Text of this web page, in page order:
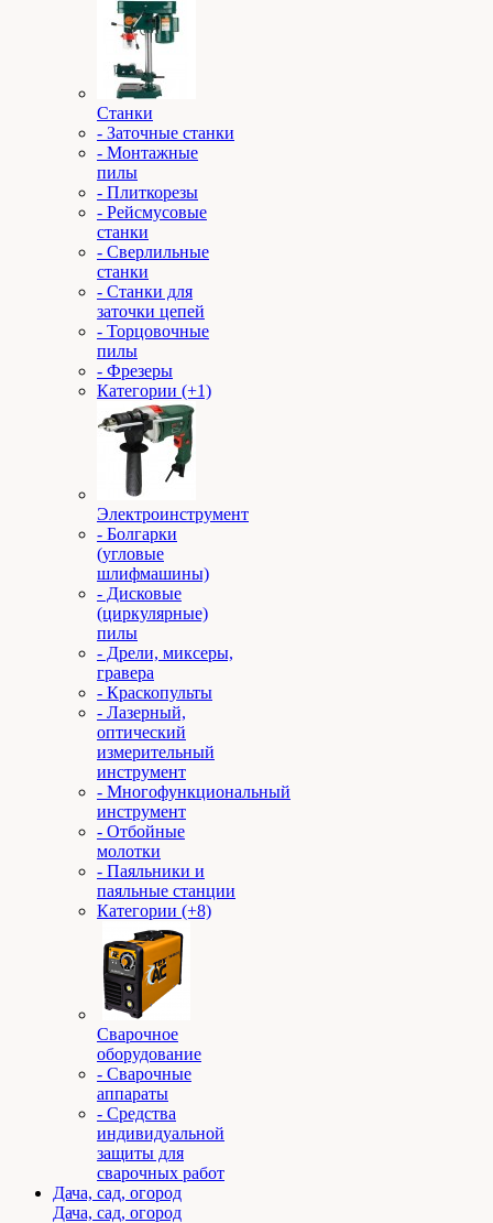
Станки
- Заточные станки
- Монтажные
пилы
- Плиткорезы
- Рейсмусовые
станки
- Сверлильные
станки
- Станки для
заточки цепей
- Торцовочные
пилы
- Фрезеры
Категории (+1)
Электроинструмент
- Болгарки
(угловые
шлифмашины)
- Дисковые
(циркулярные)
пилы
- Дрели, миксеры,
гравера
- Краскопульты
- Лазерный,
оптический
измерительный
инструмент
- Многофункциональный
инструмент
- Отбойные
молотки
- Паяльники и
паяльные станции
Категории (+8)
Сварочное
оборудование
- Сварочные
аппараты
- Средства
индивидуальной
защиты для
сварочных работ
Дача, сад, огород
Дача, сад, огород